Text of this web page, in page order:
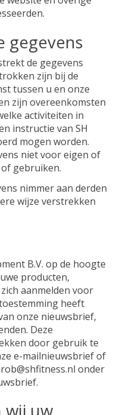
gegevens
de gegevens
zijn bij de
tussen u en onze
zijn overeenkomsten
activiteiten in
instructie van SH
mogen worden.
niet voor eigen of
gebruiken.
nimmer aan derden
wijze verstrekken
B.V. op de hoogte
producten,
aanmelden voor
heeft
onze nieuwsbrief,
Deze
door gebruik te
e-mailnieuwsbrief of
rob@shfitness.nl onder